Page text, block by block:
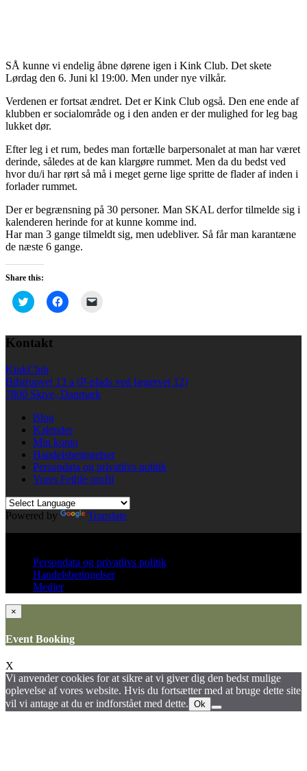
SÅ kunne vi endelig åbne dørene igen i Kink Club. Det skete
Lørdag den 6. Juni kl 19:00. Men under nye vilkår.
Verdenen er fortsat ændret. Det er Kink Club også. Den ene ende af
klubben er socialområde og i den anden er der mulighed for leg bag
lukket dør.
Efter leg i et rum, bedes man fortælle barpersonalet at man har været
derinde, således at de kan klargøre rummet. Men da du bedst ved
hvor du/i har rørt så må i meget gerne lige spritte de flader af inden i
forlader rummet.
Der er begrænsning på 30 personer. Man SKAL derfor tilmelde sig i
kalenderen herinde for at kunne komme ind.
Har man 3 gange tilmeldt sig, men udebliver. Så får man karantæne
de næste 6 gange.
Share this:
Click
to
Twitter
(Opens
window)
Click
to
Facebooklink
in
new
window)
Kontakt
KinkClub
Bilstrupvej 13 a (P-plads ved jægervej 12)
7800 Skive, Danmark
Blog
Kalender
Min konto
Handelsbetingelser
Persondata og privatlivs politik
Vores Fetlife profil
Powered by
Translate
Persondata og privatlivs politik
Handelsbetingelser
Medier
×
Event Booking
X
Vi anvender cookies for at sikre at vi giver dig den bedst mulige
oplevelse af vores website. Hvis du fortsætter med at bruge dette site
vil vi antage at du er indforstået med dette. Ok